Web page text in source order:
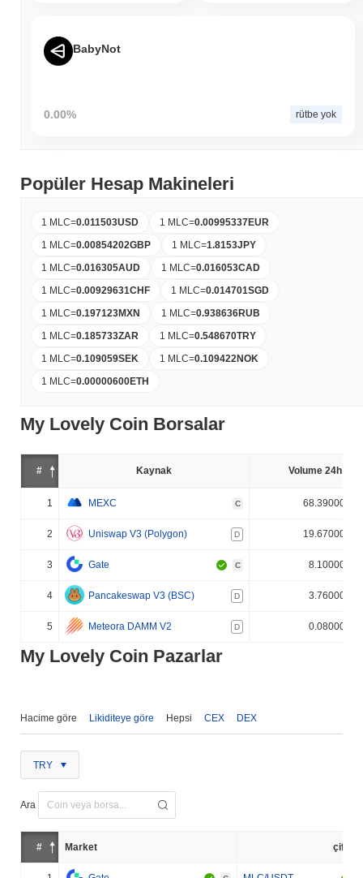
BabyNot
0.00% rütbe yok
Popüler Hesap Makineleri
1 MLC=0.011503USD 1 MLC=0.00995337EUR
1 MLC=0.00854202GBP 1 MLC=1.8153JPY
1 MLC=0.016305AUD 1 MLC=0.016053CAD
1 MLC=0.00929631CHF 1 MLC=0.014701SGD
1 MLC=0.197123MXN 1 MLC=0.938636RUB
1 MLC=0.185733ZAR 1 MLC=0.548670TRY
1 MLC=0.109059SEK 1 MLC=0.109422NOK
1 MLC=0.00000600ETH
My Lovely Coin Borsalar
# Kaynak Volume 24h (%)
1 MEXC C 68.390000%
2 Uniswap V3 (Polygon) D 19.670000%
3 Gate C 8.100000%
4 Pancakeswap V3 (BSC) D 3.760000%
5 Meteora DAMM V2 D 0.080000%
My Lovely Coin Pazarlar
Hacime göre Likiditeye göre Hepsi CEX DEX
TRY
Ara
# Market çift